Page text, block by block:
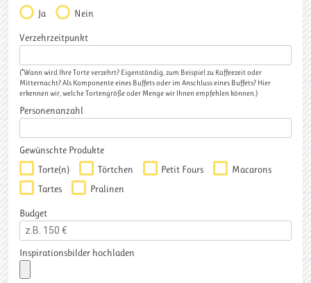
Ja
Nein
Verzehrzeitpunkt
(*Wann wird Ihre Torte verzehrt? Eigenständig, zum Beispiel zu Kaffeezeit oder
Mitternacht? Als Komponente eines Buffets oder im Anschluss eines Buffets? Hier
erkennen wir, welche Tortengröße oder Menge wir Ihnen empfehlen können.)
Personenanzahl
Gewünschte Produkte
Torte(n)
Törtchen Petit Fours
Macarons
Tartes
Pralinen
Budget
Inspirationsbilder hochladen